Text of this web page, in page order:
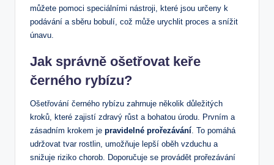
můžete pomoci speciálními nástroji, které jsou určeny k
podávání a sběru bobulí, což může urychlit proces a snížit
únavu.
Jak správně ošetřovat keře
černého rybízu?
Ošetřování černého rybízu zahrnuje několik důležitých
kroků, které zajistí zdravý růst a bohatou úrodu. Prvním a
zásadním krokem je pravidelné prořezávání . To pomáhá
udržovat tvar rostlin, umožňuje lepší oběh vzduchu a
snižuje riziko chorob. Doporučuje se provádět prořezávání